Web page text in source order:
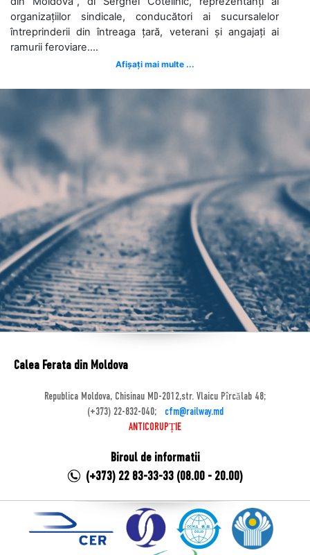
organizațiilor sindicale, conducători ai sucursalelor
întreprinderii din întreaga țară, veterani și angajați ai
ramurii feroviare....
Afișați mai multe ...
Calea Ferata din Moldova
Republica Moldova, Chisinau MD-2012,str. Vlaicu Pîrcălab 48;
(+373) 22-832-040;
cfm@railway.md
ANTICORUPȚIE
Biroul de informatii
(+373) 22 83-33-33 (08.00 - 20.00)